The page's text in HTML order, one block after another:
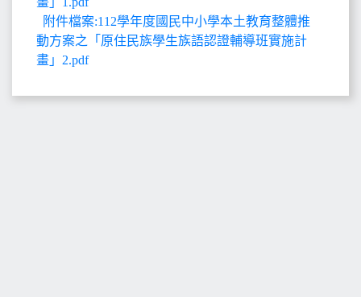
附件檔案:112學年度國民中小學本土教育整體推
動方案之「原住民族學生族語認證輔導班實施計
畫」2.pdf